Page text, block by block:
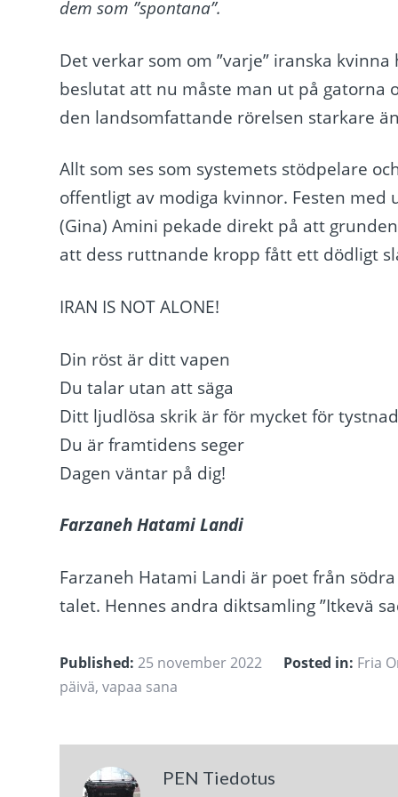
dem som ”spontana”.
Det verkar som om ”varje” iranska
beslutat att nu måste man ut på gatorna
den landsomfattande rörelsen starkare
Allt som ses som systemets stödpelare
offentligt av modiga kvinnor. Festen
(Gina) Amini pekade direkt på att
att dess ruttnande kropp fått ett dödligt
IRAN IS NOT ALONE!
Din röst är ditt vapen
Du talar utan att säga
Ditt ljudlösa skrik är för mycket för
Du är framtidens seger
Dagen väntar på dig!
Farzaneh Hatami Landi
Farzaneh Hatami Landi är poet från
talet. Hennes andra diktsamling ”Itkevä
Published: 25 november 2022 Posted in: Fria
päivä,vapaa sana
PEN Tiedotus